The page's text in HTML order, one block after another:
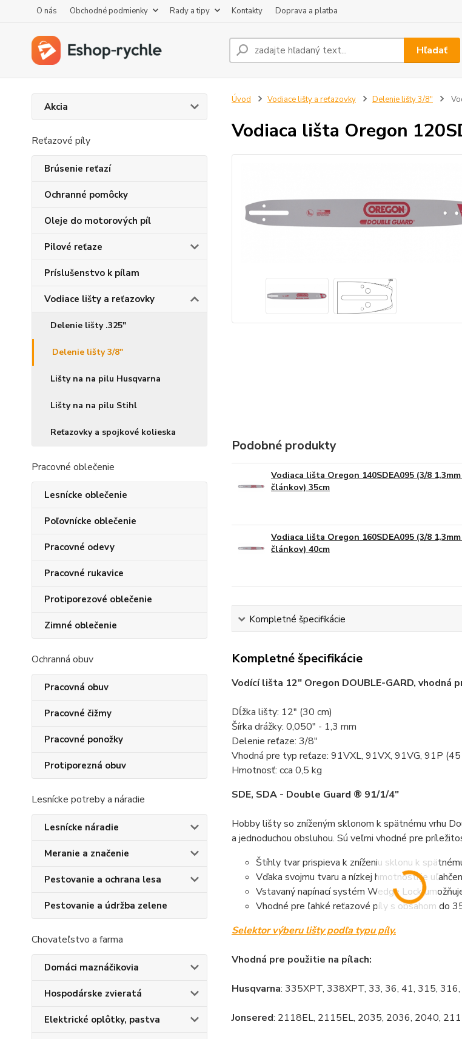
O nás Obchodné podmienky Rady a tipy Kontakty Doprava a platba
Hľadať
Akcia
Reťazové píly
Brúsenie reťazí
Ochranné pomôcky
Oleje do motorových píl
Pilové reťaze
Príslušenstvo k pílam
Vodiace lišty a reťazovky
Delenie lišty .325"
Delenie lišty 3/8"
Lišty na na pilu Husqvarna
Lišty na na pilu Stihl
Reťazovky a spojkové kolieska
Pracovné oblečenie
Lesnícke oblečenie
Poľovnícke oblečenie
Pracovné odevy
Pracovné rukavice
Protiporezové oblečenie
Zimné oblečenie
Ochranná obuv
Pracovná obuv
Pracovné čižmy
Pracovné ponožky
Protiporezná obuv
Lesnícke potreby a náradie
Lesnícke náradie
Meranie a značenie
Pestovanie a ochrana lesa
Pestovanie a údržba zelene
Chovateľstvo a farma
Domáci maznáčikovia
Hospodárske zvieratá
Elektrické oplôtky, pastva
Úvod Vodiace lišty a reťazovky Delenie lišty 3/8"
Vodiaca lišta Oregon
Podobné produkty
Vodiaca lišta Oregon 140SDEA095 (3/8
článkov) 35cm
Vodiaca lišta Oregon 160SDEA095 (3/8
článkov) 40cm
Kompletné špecifikácie
Kompletné špecifikácie
Vodící lišta 12" Oregon DOUBLE-GARD, vhodná
Dĺžka lišty: 12" (30 cm)
Šírka drážky: 0,050" - 1,3 mm
Delenie reťaze: 3/8"
Vhodná pre typ reťaze: 91VXL, 91VX, 91VG, 91P (45
Hmotnosť: cca 0,5 kg
SDE, SDA - Double Guard ® 91/1/4"
Hobby lišty so zníženým sklonom k spätnému vrhu
a jednoduchou obsluhou. Sú veľmi vhodné pre
Štíhly tvar prispieva k zníženiu sklonu k
Vďaka svojmu tvaru a nízkej hmotnosti je
Vstavaný napínací systém Wedge Lock
Vhodné pre ľahké reťazové píly s obsahom do
Selektor výberu lišty podľa typu píly.
Vhodná pre použitie na pílach:
Husqvarna: 335XPT, 338XPT, 33, 36, 41, 315,
Jonsered: 2118EL, 2115EL, 2035, 2036, 2040,